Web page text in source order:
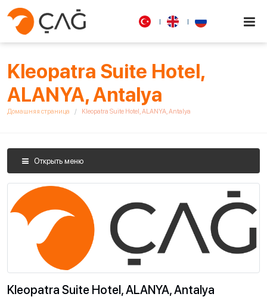
Kleopatra Suite Hotel,
ALANYA, Antalya
Домашняя страница Kleopatra Suite Hotel, ALANYA, Antalya
Открыть меню
Kleopatra Suite Hotel, ALANYA, Antalya